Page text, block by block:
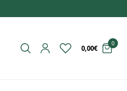
0,00€
0